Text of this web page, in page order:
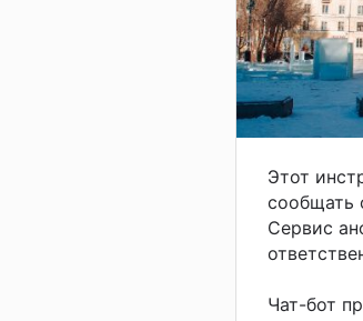
Этот
сообщать
Сервис
Чат-бот